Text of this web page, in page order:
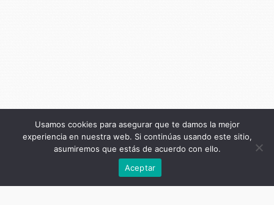
Usamos cookies para asegurar que te damos la mejor
experiencia en nuestra web. Si continúas usando este sitio,
asumiremos que estás de acuerdo con ello.
Aceptar